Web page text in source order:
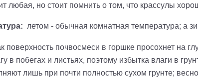
любая, но стоит помнить о том, что крассулы
летом - обычная комнатная температура; а
поверхность почвосмеси в горшке просохнет на
в побегах и листьях, поэтому избытка влаги в
лишь при почти полностью сухом грунте;